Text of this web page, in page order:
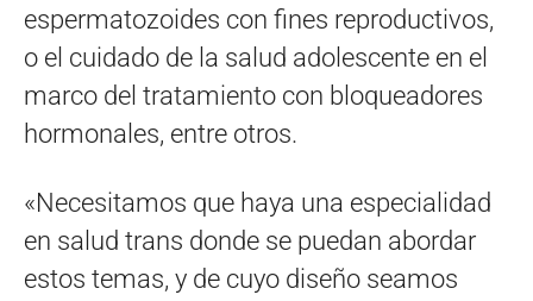
espermatozoides con fines reproductivos,
o el cuidado de la salud adolescente en el
marco del tratamiento con bloqueadores
hormonales, entre otros.
«Necesitamos que haya una especialidad
en salud trans donde se puedan abordar
estos temas, y de cuyo diseño seamos